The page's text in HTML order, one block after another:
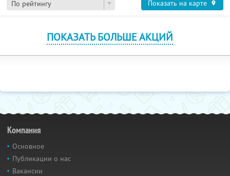
По рейтингу Показать на карте
ПОКАЗАТЬ БОЛЬШЕ АКЦИЙ
Компания
Основное
Публикации о нас
Вакансии